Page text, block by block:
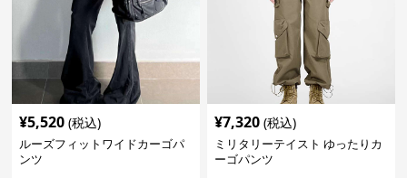
¥5,520 (税込)
ルーズフィットワイドカーゴパ
ンツ
¥7,320 (税込)
ミリタリーテイスト ゆったりカ
ーゴパンツ